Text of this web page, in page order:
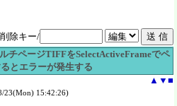
削除キー/
チページTIFFをSelectActiveFrameでペ
とエラーが発生する
▲ ▼ ■
23(Mon) 15:42:26)